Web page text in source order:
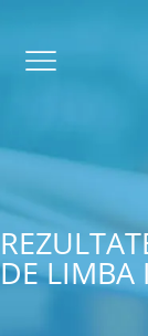
DE LIMBA